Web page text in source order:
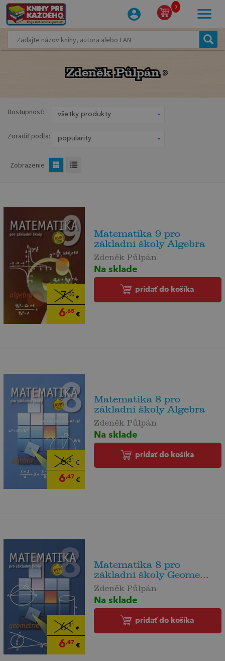
0
Zdeněk Půlpán
Zdeněk Půlpán
Dostupnosť:
Zoradiť podľa:
Zobrazenie
7,00€
6,65€
Matematika 9 pro
základní školy Algebra
Zdeněk Půlpán
Na sklade
pridať do košíka
6,81 €
6,47 €
Matematika 8 pro
základní školy Algebra
Zdeněk Půlpán
Na sklade
pridať do košíka
6,81 €
6,47 €
Matematika 8 pro
základní školy Geome...
Zdeněk Půlpán
Na sklade
pridať do košíka